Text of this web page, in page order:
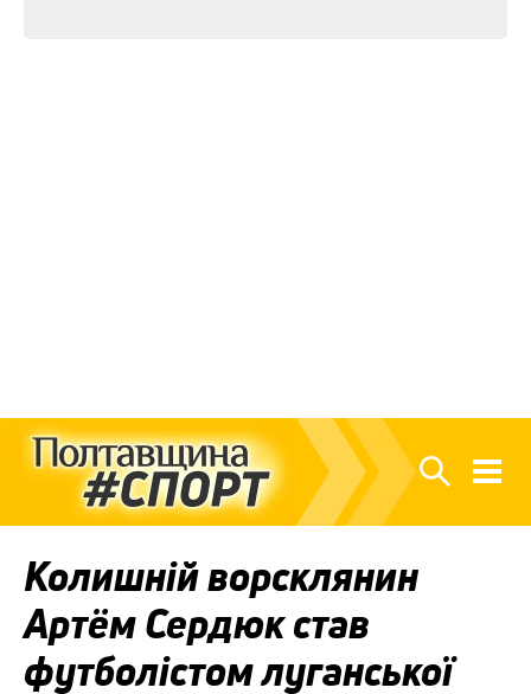
Колишній ворсклянин
Артём Сердюк став
футболістом луганської